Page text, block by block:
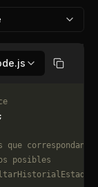
Copiar
correspondan.
posibles